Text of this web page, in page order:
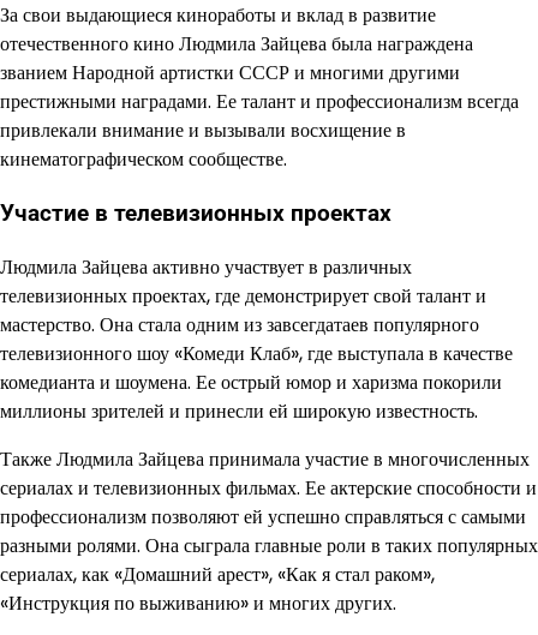
За свои выдающиеся киноработы и вклад в развитие
отечественного кино Людмила Зайцева была награждена
званием Народной артистки СССР и многими другими
престижными наградами. Ее талант и профессионализм всегда
привлекали внимание и вызывали восхищение в
кинематографическом сообществе.
Участие в телевизионных проектах
Людмила Зайцева активно участвует в различных
телевизионных проектах, где демонстрирует свой талант и
мастерство. Она стала одним из завсегдатаев популярного
телевизионного шоу «Комеди Клаб», где выступала в качестве
комедианта и шоумена. Ее острый юмор и харизма покорили
миллионы зрителей и принесли ей широкую известность.
Также Людмила Зайцева принимала участие в многочисленных
сериалах и телевизионных фильмах. Ее актерские способности и
профессионализм позволяют ей успешно справляться с самыми
разными ролями. Она сыграла главные роли в таких популярных
сериалах, как «Домашний арест», «Как я стал раком»,
«Инструкция по выживанию» и многих других.